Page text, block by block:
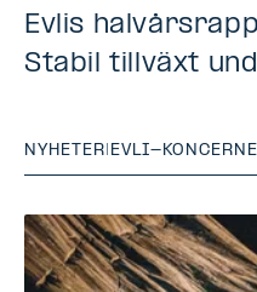
Evlis
Stabil tillväxt
NYHETER EVLI-